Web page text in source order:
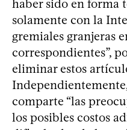
haber sido en forma
solamente con la
gremiales granjeras
correspondientes”,
eliminar estos
comparte “las
los posibles costos